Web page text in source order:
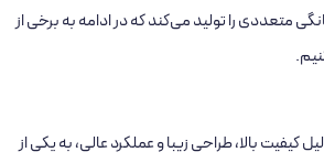
متعددی را تولید می‌کند که در ادامه به برخی از
کیفیت بالا، طراحی زیبا و عملکرد عالی، به یکی از